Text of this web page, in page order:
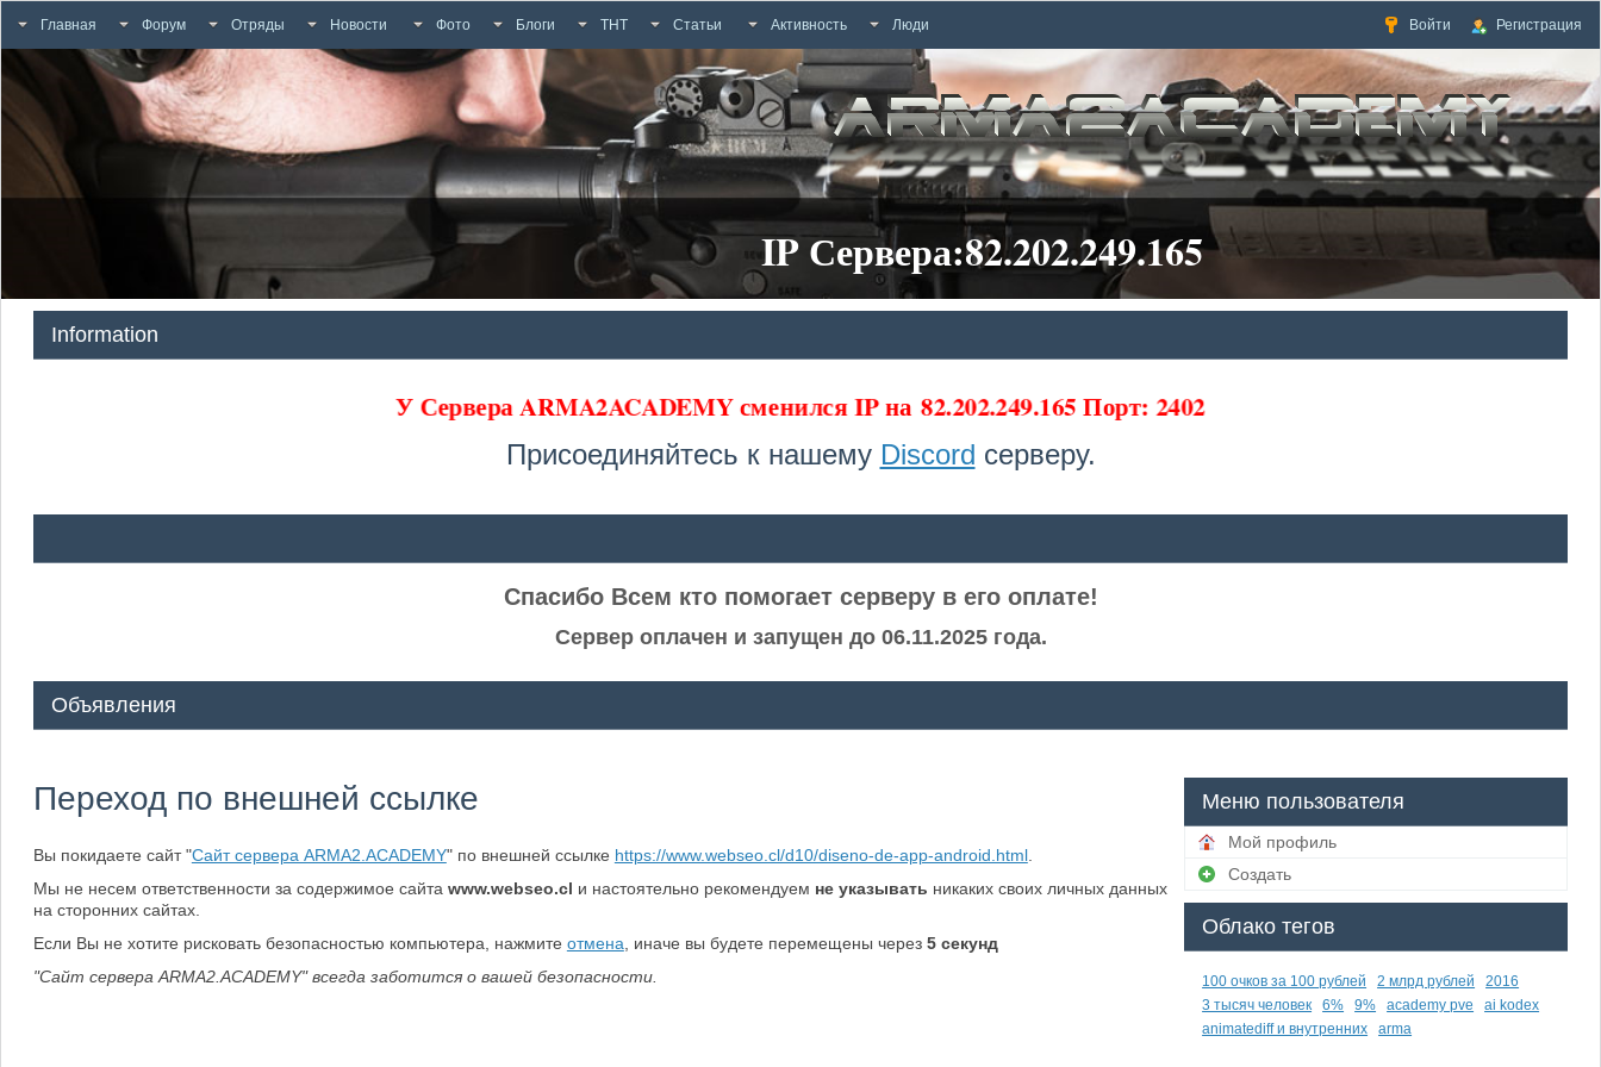
Главная Форум Отряды Новости Фото Блоги ТНТ Статьи Активность Люди Войти Регистрация
IP Сервера:82.202.249.165
Information
У Сервера ARMA2ACADEMY сменился IP на 82.202.249.165 Порт: 2402
Присоединяйтесь к нашему Discord серверу.
Спасибо Всем кто помогает серверу в его оплате!
Сервер оплачен и запущен до 06.11.2025 года.
Объявления
Переход по внешней ссылке
Вы покидаете сайт "Сайт сервера ARMA2.ACADEMY" по внешней ссылке https://www.webseo.cl/d10/diseno-de-app-android.html.
Мы не несем ответственности за содержимое сайта www.webseo.cl и настоятельно рекомендуем не указывать никаких своих личных данных
на сторонних сайтах.
Если Вы не хотите рисковать безопасностью компьютера, нажмите отмена , иначе вы будете перемещены через 5секунд
"Сайт сервера ARMA2.ACADEMY" всегда заботится о вашей безопасности.
Меню пользователя
Мой профиль
Создать
Облако тегов
100 очков за 100 рублей 2 млрд рублей
2016
3 тысяч человек
6% 9% academy pve
ai kodex
animatediff и внутренних
arma